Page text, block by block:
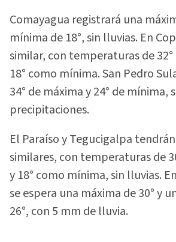
Comayagua registrará una
mínima de 18°, sin lluvias. En
similar, con temperaturas de
18° como mínima. San Pedro
34° de máxima y 24° de
precipitaciones.
El Paraíso y Tegucigalpa
similares, con temperaturas de
y 18° como mínima, sin lluvias.
se espera una máxima de 30° y
26°, con 5 mm de lluvia.